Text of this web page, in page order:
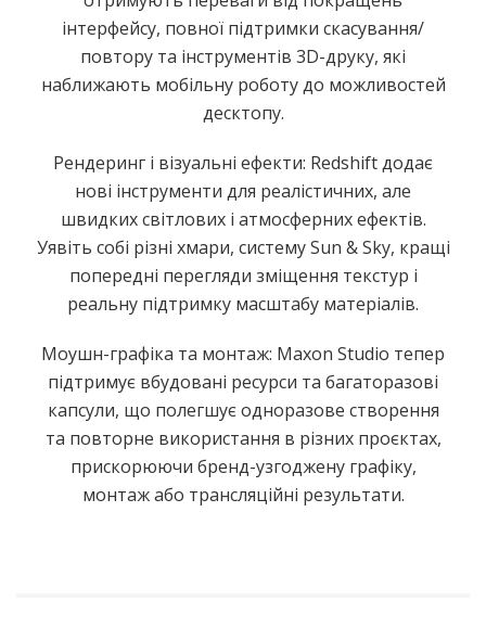
інтерфейсу, повної підтримки скасування/
повтору та інструментів 3D-друку, які
наближають мобільну роботу до можливостей
десктопу.
Рендеринг і візуальні ефекти: Redshift додає
нові інструменти для реалістичних, але
швидких світлових і атмосферних ефектів.
Уявіть собі різні хмари, систему Sun & Sky, кращі
попередні перегляди зміщення текстур і
реальну підтримку масштабу матеріалів.
Моушн-графіка та монтаж: Maxon Studio тепер
підтримує вбудовані ресурси та багаторазові
капсули, що полегшує одноразове створення
та повторне використання в різних проєктах,
прискорюючи бренд-узгоджену графіку,
монтаж або трансляційні результати.